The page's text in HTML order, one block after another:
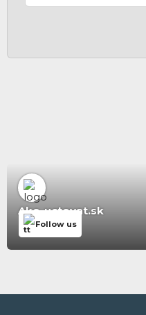
Ako-uctovat.sk
Follow us